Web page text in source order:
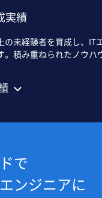
実績
未経験者を育成し、IT
。積み重ねられたノウハ
で
ンジニアに